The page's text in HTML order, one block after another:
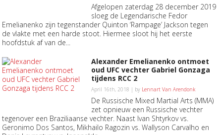
Afgelopen zaterdag 28 december 2019
sloeg de Legendarische Fedor
Emelianenko zijn tegenstander Quinton ‘Rampage’ Jackson tegen
de vlakte met een harde stoot. Hiermee sloot hij het eerste
hoofdstuk af van de...
Alexander Emelianenko ontmoet
oud UFC vechter Gabriel Gonzaga
tijdens RCC 2
April 16th, 2018 | by Lennart Van Arendonk
De Russische Mixed Martial Arts (MMA)
zet opnieuw een Russische vechter
tegenover een Braziliaanse vechter. Naast Ivan Shtyrkov vs.
Geronimo Dos Santos, Mikhailo Ragozin vs. Wallyson Carvalho en